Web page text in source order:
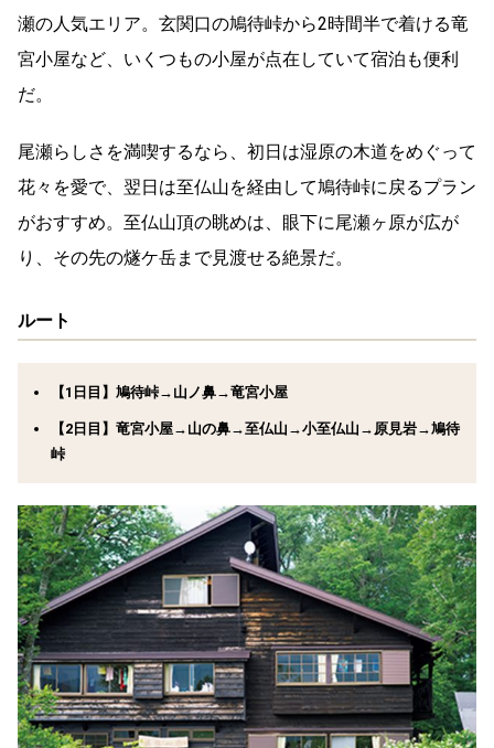
瀬の人気エリア。玄関口の鳩待峠から2時間半で着ける竜
宮小屋など、いくつもの小屋が点在していて宿泊も便利
だ。
尾瀬らしさを満喫するなら、初日は湿原の木道をめぐって
花々を愛で、翌日は至仏山を経由して鳩待峠に戻るプラン
がおすすめ。至仏山頂の眺めは、眼下に尾瀬ヶ原が広が
り、その先の燧ケ岳まで見渡せる絶景だ。
ルート
【1日目】鳩待峠→山ノ鼻→竜宮小屋
【2日目】竜宮小屋→山の鼻→至仏山→小至仏山→原見岩→鳩待
峠